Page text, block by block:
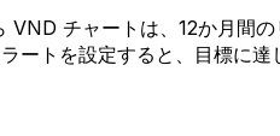
チャートは、12か月間
トを設定すると、目標に達